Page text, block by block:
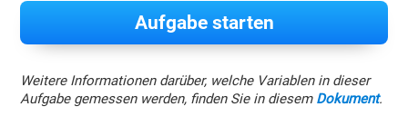
Aufgabe starten
Weitere Informationen darüber, welche Variablen in dieser
Aufgabe gemessen werden, finden Sie in diesem Dokument.